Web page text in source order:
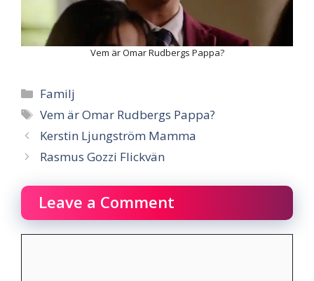
Vem är Omar Rudbergs Pappa?
Categories
Familj
Tags
Vem är Omar Rudbergs Pappa?
Kerstin Ljungström Mamma
Rasmus Gozzi Flickvän
Leave a Comment